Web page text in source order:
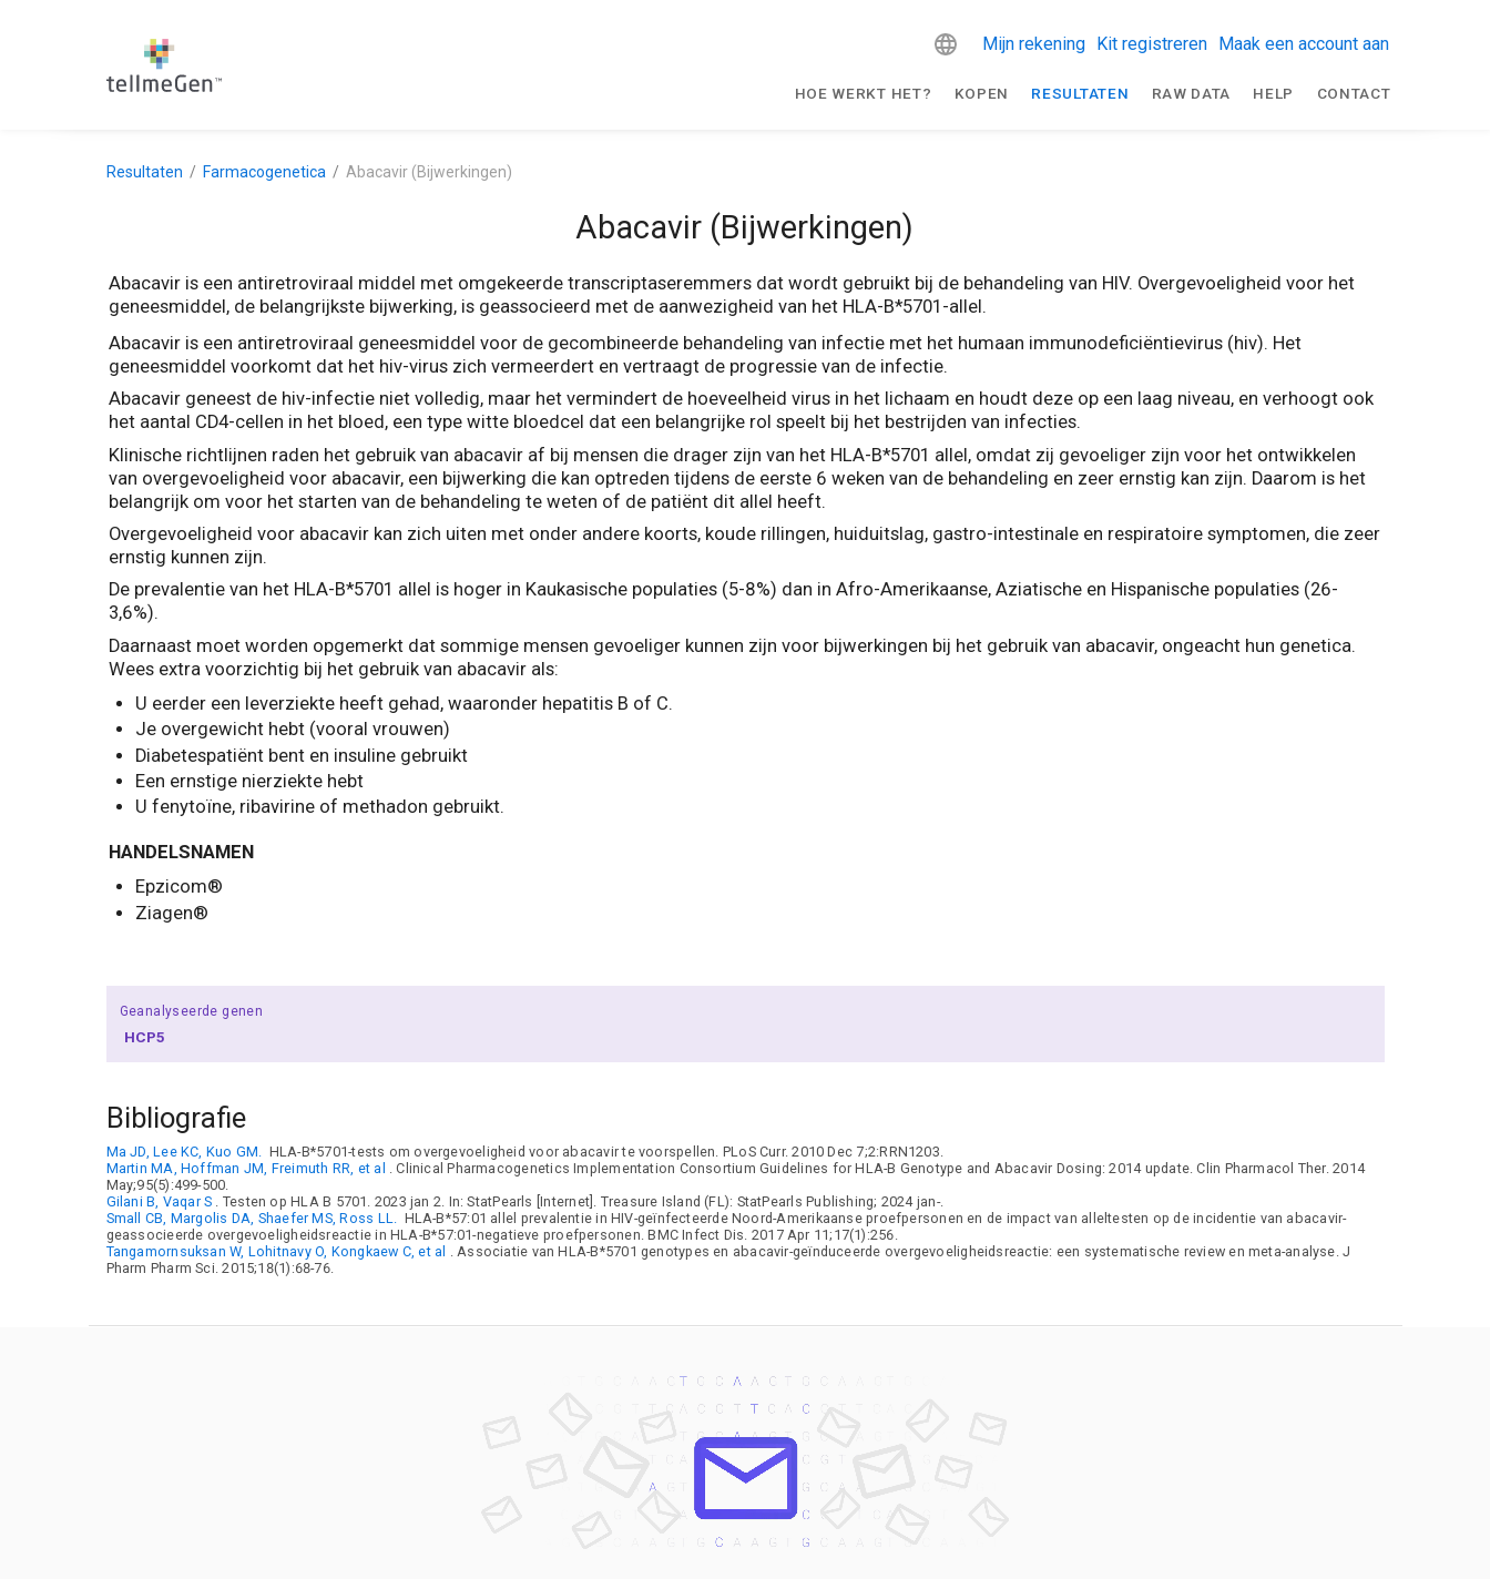
Mijn rekening Kit registreren Maak een account aan
HOE WERKT HET? KOPEN RESULTATEN RAW DATA HELP CONTACT
Resultaten Farmacogenetica Abacavir (Bijwerkingen)
Abacavir (Bijwerkingen)
Abacavir is een antiretroviraal middel met omgekeerde transcriptaseremmers dat wordt gebruikt bij de behandeling van HIV. Overgevoeligheid voor het
geneesmiddel, de belangrijkste bijwerking, is geassocieerd met de aanwezigheid van het HLA-B*5701-allel.
Abacavir is een antiretroviraal geneesmiddel voor de gecombineerde behandeling van infectie met het humaan immunodeficiëntievirus (hiv). Het
geneesmiddel voorkomt dat het hiv-virus zich vermeerdert en vertraagt de progressie van de infectie.
Abacavir geneest de hiv-infectie niet volledig, maar het vermindert de hoeveelheid virus in het lichaam en houdt deze op een laag niveau, en verhoogt ook
het aantal CD4-cellen in het bloed, een type witte bloedcel dat een belangrijke rol speelt bij het bestrijden van infecties.
Klinische richtlijnen raden het gebruik van abacavir af bij mensen die drager zijn van het HLA-B*5701 allel, omdat zij gevoeliger zijn voor het ontwikkelen
van overgevoeligheid voor abacavir, een bijwerking die kan optreden tijdens de eerste 6 weken van de behandeling en zeer ernstig kan zijn. Daarom is het
belangrijk om voor het starten van de behandeling te weten of de patiënt dit allel heeft.
Overgevoeligheid voor abacavir kan zich uiten met onder andere koorts, koude rillingen, huiduitslag, gastro-intestinale en respiratoire symptomen, die zeer
ernstig kunnen zijn.
De prevalentie van het HLA-B*5701 allel is hoger in Kaukasische populaties (5-8%) dan in Afro-Amerikaanse, Aziatische en Hispanische populaties (26-
3,6%).
Daarnaast moet worden opgemerkt dat sommige mensen gevoeliger kunnen zijn voor bijwerkingen bij het gebruik van abacavir, ongeacht hun genetica.
Wees extra voorzichtig bij het gebruik van abacavir als:
U eerder een leverziekte heeft gehad, waaronder hepatitis B of C.
Je overgewicht hebt (vooral vrouwen)
Diabetespatiënt bent en insuline gebruikt
Een ernstige nierziekte hebt
U fenytoïne, ribavirine of methadon gebruikt.
HANDELSNAMEN
Epzicom®
Ziagen®
Geanalyseerde genen
HCP5
Bibliografie
Ma JD, Lee KC, Kuo GM. HLA-B*5701-tests om overgevoeligheid voor abacavir te voorspellen. PLoS Curr. 2010 Dec 7;2:RRN1203.
Martin MA, Hoffman JM, Freimuth RR, et al . Clinical Pharmacogenetics Implementation Consortium Guidelines for HLA-B Genotype and Abacavir Dosing: 2014 update. Clin Pharmacol Ther. 2014
May;95(5):499-500.
Gilani B, Vaqar S . Testen op HLA B 5701. 2023 jan 2. In: StatPearls [Internet]. Treasure Island (FL): StatPearls Publishing; 2024 jan-.
Small CB, Margolis DA, Shaefer MS, Ross LL. HLA-B*57:01 allel prevalentie in HIV-geïnfecteerde Noord-Amerikaanse proefpersonen en de impact van alleltesten op de incidentie van abacavir-
geassocieerde overgevoeligheidsreactie in HLA-B*57:01-negatieve proefpersonen. BMC Infect Dis. 2017 Apr 11;17(1):256.
Tangamornsuksan W, Lohitnavy O, Kongkaew C, et al . Associatie van HLA-B*5701 genotypes en abacavir-geïnduceerde overgevoeligheidsreactie: een systematische review en meta-analyse. J
Pharm Pharm Sci. 2015;18(1):68-76.